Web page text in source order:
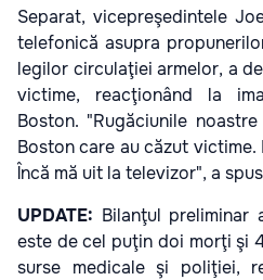
Separat, vicepreşedintele
telefonică asupra
legilor circulaţiei armelor, a
victime, reacţionând la
Boston. "Rugăciunile
Boston care au căzut
Încă mă uit la televizor", a
UPDATE: Bilanţul preliminar
este de cel puţin doi morţi şi
surse medicale şi poliţiei,